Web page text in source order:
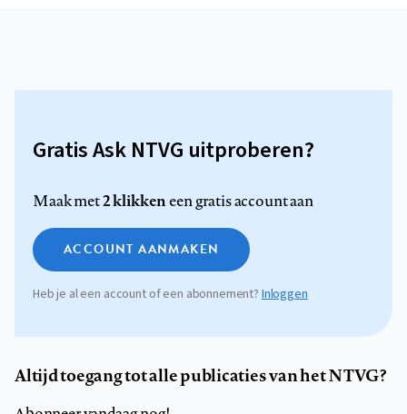
Gratis Ask NTVG uitproberen?
Maak met2 klikkeneen gratis account aan
ACCOUNT AANMAKEN
Heb je al een account of een abonnement?Inloggen
Altijd toegang tot alle publicaties van het NTVG?